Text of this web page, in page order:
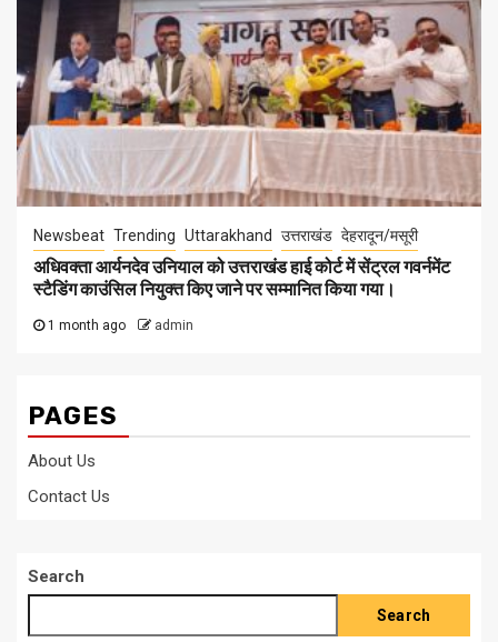
Newsbeat Trending Uttarakhand उत्तराखंड देहरादून/मसूरी
अधिवक्ता आर्यनदेव उनियाल को उत्तराखंड हाई कोर्ट में सेंट्रल गवर्नमेंट
स्टैडिंग काउंसिल नियुक्त किए जाने पर सम्मानित किया गया।
1 month ago admin
PAGES
About Us
Contact Us
Search
Search